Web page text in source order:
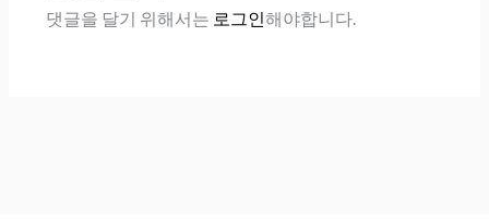
댓글을 달기 위해서는 로그인해야합니다.